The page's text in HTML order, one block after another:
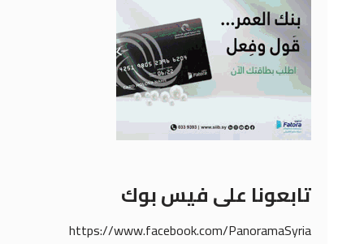
تابعونا على فيس بوك
https://www.facebook.com/PanoramaSyria